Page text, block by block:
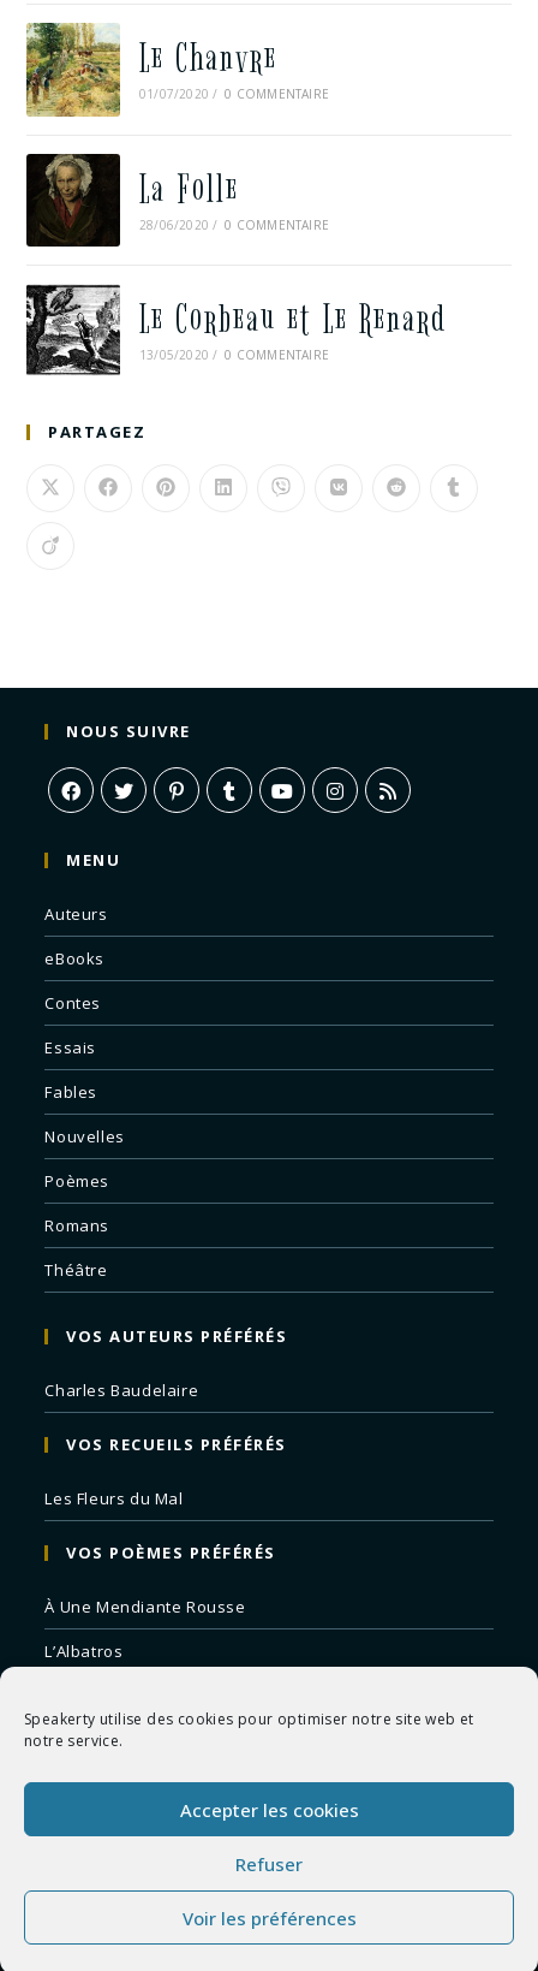
Speakerty utilise des cookies pour optimiser notre site web et
notre service.
Accepter les cookies
Refuser
Voir les préférences
Le Chanvre
01/07/2020 / 0 COMMENTAIRE
La Folle
28/06/2020 / 0 COMMENTAIRE
Le Corbeau et Le Renard
13/05/2020 / 0 COMMENTAIRE
PARTAGEZ
NOUS SUIVRE
MENU
Auteurs
eBooks
Contes
Essais
Fables
Nouvelles
Poèmes
Romans
Théâtre
VOS AUTEURS PRÉFÉRÉS
Charles Baudelaire
VOS RECUEILS PRÉFÉRÉS
Les Fleurs du Mal
VOS POÈMES PRÉFÉRÉS
À Une Mendiante Rousse
L’Albatros
Remords Posthume
La Mort des Artistes
Copyright 2026 - Speakerty